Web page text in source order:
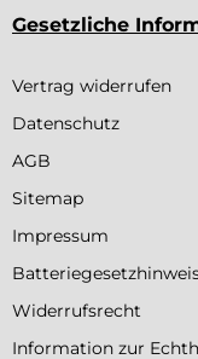
Gesetzliche
Vertrag widerrufen
Datenschutz
AGB
Sitemap
Impressum
Widerrufsrecht
Information zur